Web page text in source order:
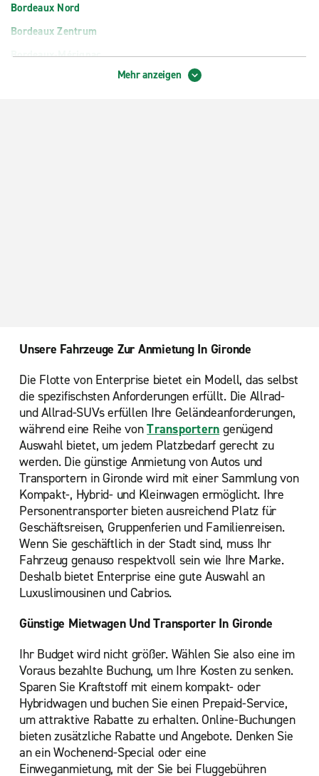
Bordeaux Nord
Bordeaux Zentrum
Bordeaux-Mérignac
Bordeaux-Saint-Jean BahnhofMehr anzeigen
Unsere Fahrzeuge Zur Anmietung In Gironde
Die Flotte von Enterprise bietet ein Modell, das selbst
die spezifischsten Anforderungen erfüllt. Die Allrad-
und Allrad-SUVs erfüllen Ihre Geländeanforderungen,
während eine Reihe vonTransportern genügend
Auswahl bietet, um jedem Platzbedarf gerecht zu
werden. Die günstige Anmietung von Autos und
Transportern in Gironde wird mit einer Sammlung von
Kompakt-, Hybrid- und Kleinwagen ermöglicht. Ihre
Personentransporter bieten ausreichend Platz für
Geschäftsreisen, Gruppenferien und Familienreisen.
Wenn Sie geschäftlich in der Stadt sind, muss Ihr
Fahrzeug genauso respektvoll sein wie Ihre Marke.
Deshalb bietet Enterprise eine gute Auswahl an
Luxuslimousinen und Cabrios.
Günstige Mietwagen Und Transporter In Gironde
Ihr Budget wird nicht größer. Wählen Sie also eine im
Voraus bezahlte Buchung, um Ihre Kosten zu senken.
Sparen Sie Kraftstoff mit einem kompakt- oder
Hybridwagen und buchen Sie einen Prepaid-Service,
um attraktive Rabatte zu erhalten. Online-Buchungen
bieten zusätzliche Rabatte und Angebote. Denken Sie
an ein Wochenend-Special oder eine
Einweganmietung, mit der Sie bei Fluggebühren